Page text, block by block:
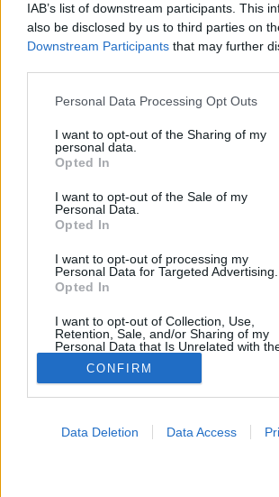
IAB’s list of downstream participants. This
also be disclosed by us to third parties on
Downstream Participants that may further
Please note that this website/app uses one
not limited to your visit or usage behaviour.
grant or deny consent to Google and its
use your data for below specified purposes
consent section.
Personal Data Processing Opt Outs
I want to opt-out of the Sharing of my
personal data.
Opted In
I want to opt-out of the Sale of my
Personal Data.
Opted In
I want to opt-out of processing my
Personal Data for Targeted Advertising.
Opted In
I want to opt-out of Collection, Use,
Retention, Sale, and/or Sharing of my
Personal Data that Is Unrelated with
Purposes for which it was collected.
Opted Out
CONFIRM
Data Deletion Data Access
Pszichiátria
Pszichiátria